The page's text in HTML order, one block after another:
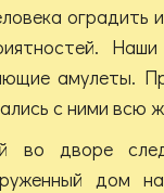
оградить
амулеты.
с ними всю
во дворе
дом